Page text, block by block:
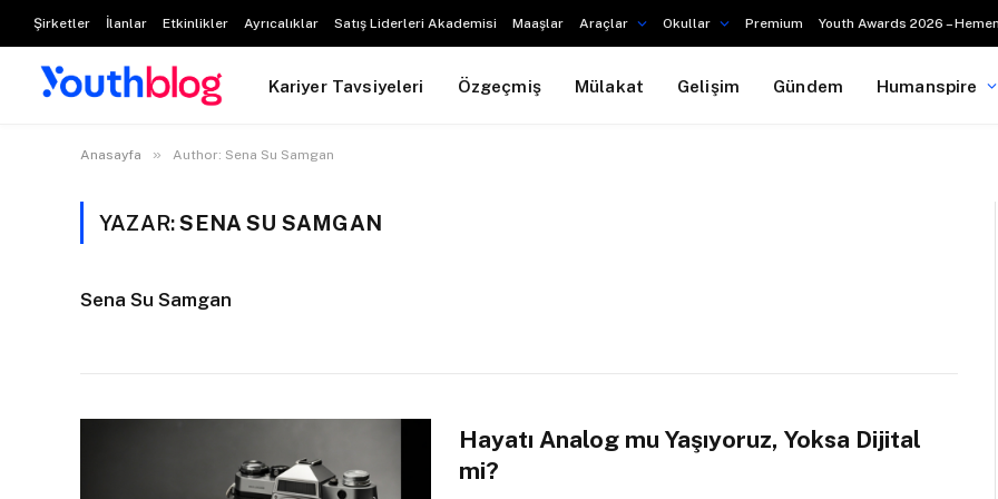
Şirketler İlanlar Etkinlikler Ayrıcalıklar Satış Liderleri Akademisi Maaşlar Araçlar Okullar Premium Youth Awards 2026 –
Kariyer Tavsiyeleri Özgeçmiş Mülakat Gelişim Gündem Humanspire
Anasayfa » Author: Sena Su Samgan
YAZAR:SENA SU SAMGAN
Sena Su Samgan
Hayatı Analog mu Yaşıyoruz, Yoksa Dijital
mi?